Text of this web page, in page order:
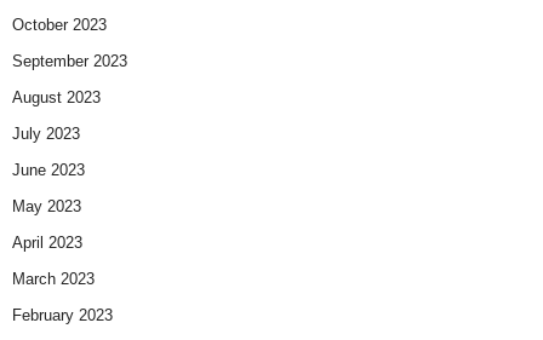
October 2023
September 2023
August 2023
July 2023
June 2023
May 2023
April 2023
March 2023
February 2023